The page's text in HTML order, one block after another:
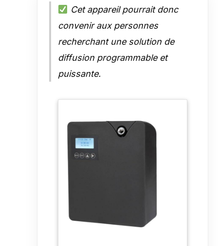
Cet appareil pourrait donc
convenir aux personnes
recherchant une solution de
diffusion programmable et
puissante.